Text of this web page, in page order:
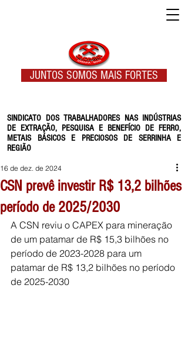
SINDICATO DOS TRABALHADORES NAS INDÚSTRIAS
DE EXTRAÇÃO, PESQUISA E BENEFÍCIO DE FERRO,
METAIS BÁSICOS E PRECIOSOS DE SERRINHA E
REGIÃO
JUNTOS SOMOS MAIS FORTES
CSN prevê investir R$ 13,2 bilhões
período de 2025/2030
16 de dez. de 2024
A CSN reviu o CAPEX para mineração
de um patamar de R$ 15,3 bilhões no
período de 2023-2028 para um
patamar de R$ 13,2 bilhões no período
de 2025-2030